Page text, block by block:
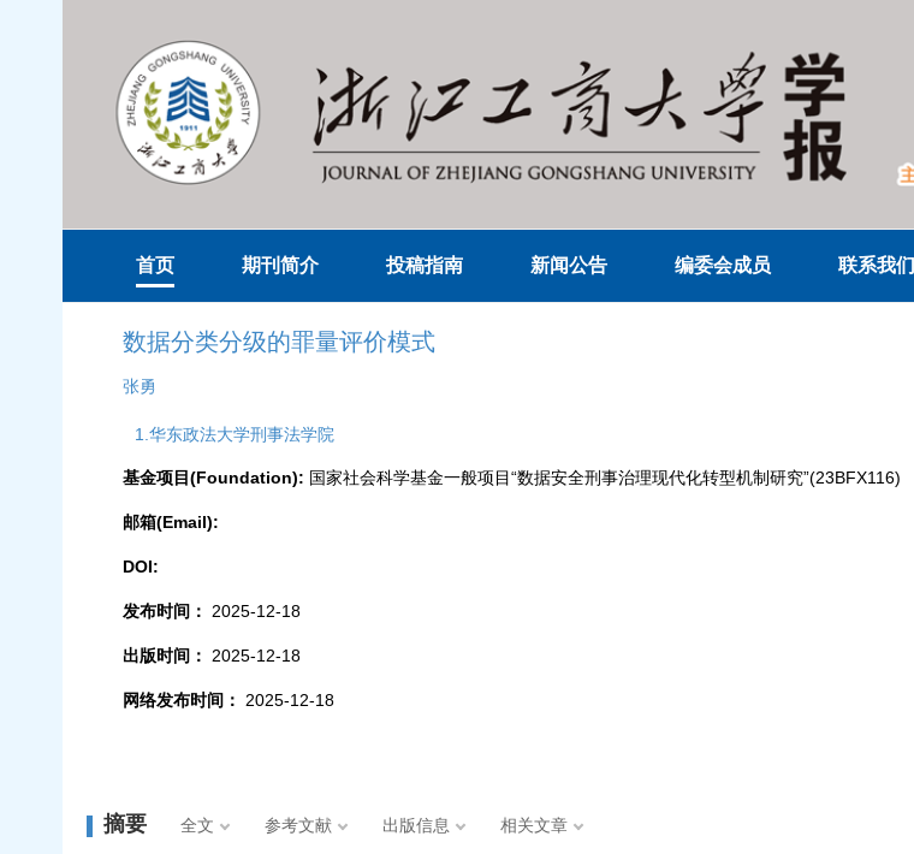
首页 期刊简介 投稿指南 新闻公告 编委会成员 联系我们
数据分类分级的罪量评价模式
张勇
1.华东政法大学刑事法学院
基金项目(Foundation): 国家社会科学基金一般项目“数据安全刑事治理现代化转型机制研究”(23BFX116)
邮箱(Email):
DOI:
发布时间： 2025-12-18
出版时间： 2025-12-18
网络发布时间： 2025-12-18
摘要 全文 参考文献 出版信息 相关文章